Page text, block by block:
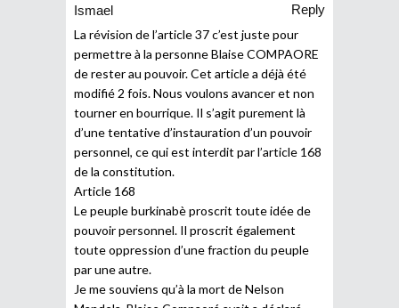
Ismael
Reply
La révision de l’article 37 c’est juste pour
permettre à la personne Blaise COMPAORE
de rester au pouvoir. Cet article a déjà été
modifié 2 fois. Nous voulons avancer et non
tourner en bourrique. Il s’agit purement là
d’une tentative d’instauration d’un pouvoir
personnel, ce qui est interdit par l’article 168
de la constitution.
Article 168
Le peuple burkinabè proscrit toute idée de
pouvoir personnel. Il proscrit également
toute oppression d’une fraction du peuple
par une autre.
Je me souviens qu’à la mort de Nelson